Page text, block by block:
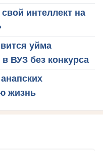
интеллект на
уйма
ВУЗ без конкурса
жизнь